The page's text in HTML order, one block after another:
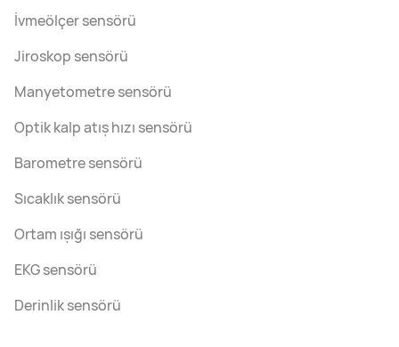
İvmeölçer sensörü
Jiroskop sensörü
Manyetometre sensörü
Optik kalp atış hızı sensörü
Barometre sensörü
Sıcaklık sensörü
Ortam ışığı sensörü
EKG sensörü
Derinlik sensörü